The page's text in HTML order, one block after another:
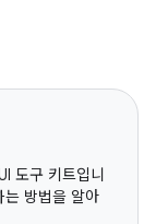
도구 키트입니
방법을 알아